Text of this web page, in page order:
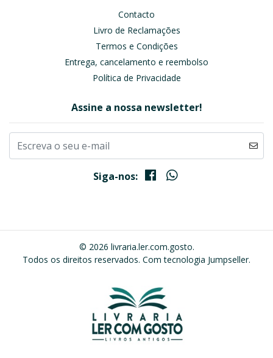
Contacto
Livro de Reclamações
Termos e Condições
Entrega, cancelamento e reembolso
Política de Privacidade
Assine a nossa newsletter!
Siga-nos:
© 2026 livraria.ler.com.gosto.
Todos os direitos reservados. Com tecnologia Jumpseller.